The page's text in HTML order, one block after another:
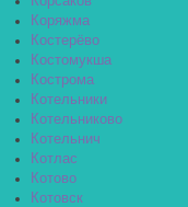
Коряжма
Костерёво
Костомукша
Кострома
Котельники
Котельниково
Котельнич
Котлас
Котово
Котовск